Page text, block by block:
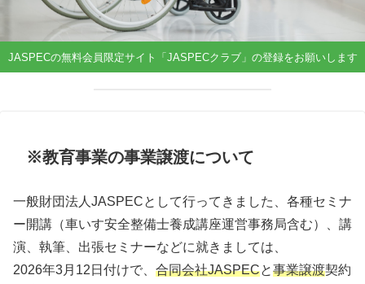
JASPECの無料会員限定サイト「JASPECクラブ」の登録をお願いします
※教育事業の事業譲渡について
一般財団法人JASPECとして行ってきました、各種セミナ
ー開講（車いす安全整備士養成講座運営事務局含む）、講
演、執筆、出張セミナーなどに就きましては、
2026年3月12日付けで、 合同会社JASPECと事業譲渡契約